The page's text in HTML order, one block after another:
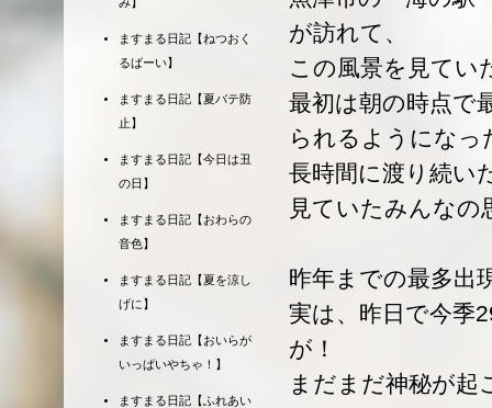
が訪れて、
この風景を見てい
最初は朝の時点で
られるようになっ
長時間に渡り続い
見ていたみんなの
昨年までの最多出
実は、昨日で今季
が！
まだまだ神秘が起
ますまる日記【ねつおく
るばーい】
ますまる日記【夏バテ防
止】
ますまる日記【今日は丑
の日】
ますまる日記【おわらの
音色】
ますまる日記【夏を涼し
げに】
ますまる日記【おいらが
いっぱいやちゃ！】
ますまる日記【ふれあい